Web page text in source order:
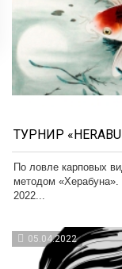
ТУРНИР
По ловле карповых
методом «Херабуна».
2022...
05.04.2022